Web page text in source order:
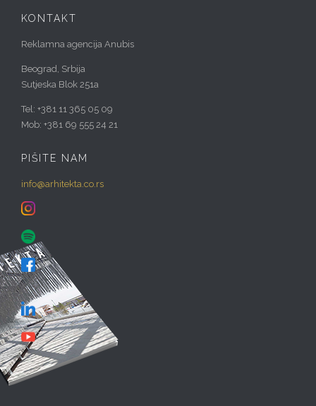
KONTAKT
Reklamna agencija Anubis
Beograd, Srbija
Sutjeska Blok 251a
Tel: +381 11 365 05 09
Mob: +381 69 555 24 21
PIŠITE NAM
info@arhitekta.co.rs